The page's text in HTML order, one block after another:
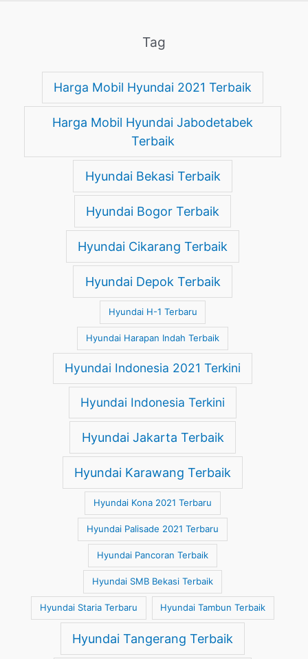
Tag
Harga Mobil Hyundai 2021 Terbaik
Harga Mobil Hyundai Jabodetabek
Terbaik
Hyundai Bekasi Terbaik
Hyundai Bogor Terbaik
Hyundai Cikarang Terbaik
Hyundai Depok Terbaik
Hyundai H-1 Terbaru
Hyundai Harapan Indah Terbaik
Hyundai Indonesia 2021 Terkini
Hyundai Indonesia Terkini
Hyundai Jakarta Terbaik
Hyundai Karawang Terbaik
Hyundai Kona 2021 Terbaru
Hyundai Palisade 2021 Terbaru
Hyundai Pancoran Terbaik
Hyundai SMB Bekasi Terbaik
Hyundai Staria Terbaru Hyundai Tambun Terbaik
Hyundai Tangerang Terbaik